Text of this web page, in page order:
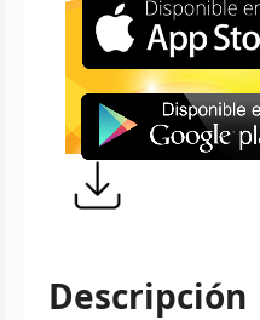
Descripción